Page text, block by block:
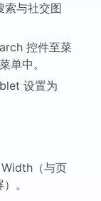
索与社交图
控件至菜
单中。
设置为
（与页
。